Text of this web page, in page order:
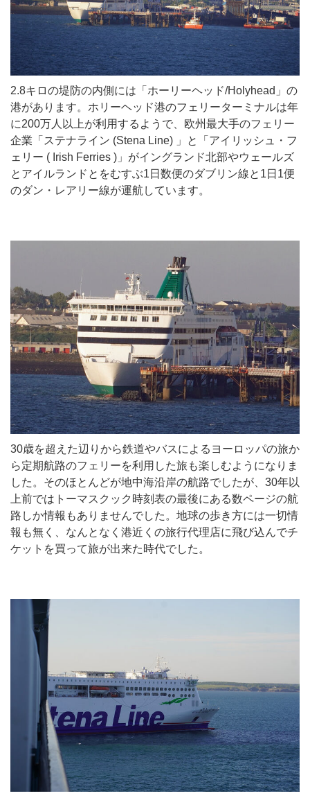
2.8キロの堤防の内側には「ホーリーヘッド/Holyhead」の
港があります。ホリーヘッド港のフェリーターミナルは年
に200万人以上が利用するようで、欧州最大手のフェリー
企業「ステナライン (Stena Line) 」と「アイリッシュ・フ
ェリー ( Irish Ferries )」がイングランド北部やウェールズ
とアイルランドとをむすぶ1日数便のダブリン線と1日1便
のダン・レアリー線が運航しています。
30歳を超えた辺りから鉄道やバスによるヨーロッパの旅か
ら定期航路のフェリーを利用した旅も楽しむようになりま
した。そのほとんどが地中海沿岸の航路でしたが、30年以
上前ではトーマスクック時刻表の最後にある数ページの航
路しか情報もありませんでした。地球の歩き方には一切情
報も無く、なんとなく港近くの旅行代理店に飛び込んでチ
ケットを買って旅が出来た時代でした。